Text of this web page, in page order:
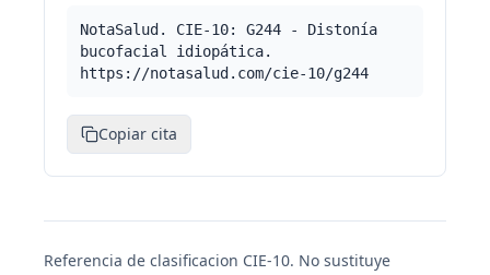
NotaSalud. CIE-10: G244 - Distonía
bucofacial idiopática.
https://notasalud.com/cie-10/g244
Copiar cita
Referencia de clasificacion CIE-10. No sustituye